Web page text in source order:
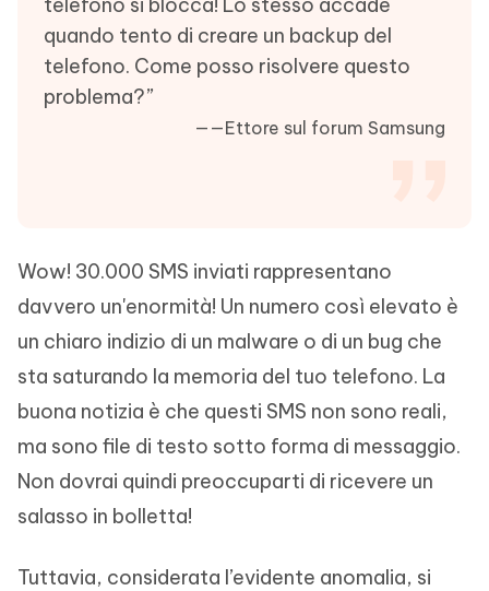
quando tento di creare un backup del
telefono. Come posso risolvere questo
problema?”
——Ettore sul forum Samsung
Wow! 30.000 SMS inviati rappresentano
davvero un'enormità! Un numero così elevato è
un chiaro indizio di un malware o di un bug che
sta saturando la memoria del tuo telefono. La
buona notizia è che questi SMS non sono reali,
ma sono file di testo sotto forma di messaggio.
Non dovrai quindi preoccuparti di ricevere un
salasso in bolletta!
Tuttavia, considerata l’evidente anomalia, si